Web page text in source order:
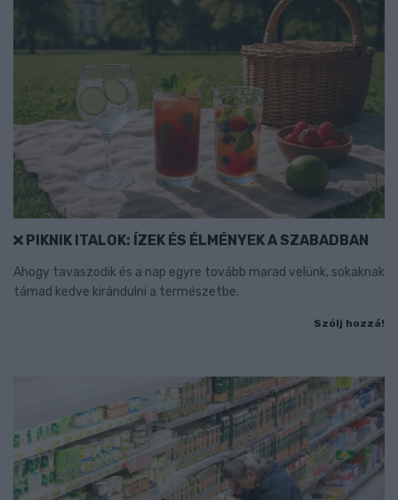
PIKNIK ITALOK: ÍZEK ÉS ÉLMÉNYEK A SZABADBAN
Ahogy tavaszodik és a nap egyre tovább marad velünk, sokaknak
támad kedve kirándulni a természetbe.
Szólj hozzá!